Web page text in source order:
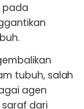
pada
tubuh, salah
agen
dari